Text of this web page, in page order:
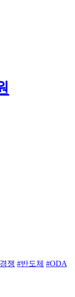
쟁 #반도체 #ODA